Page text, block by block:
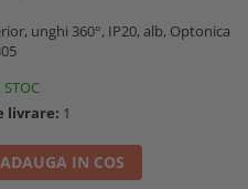
unghi 360°, IP20, alb, Optonica
STOC
livrare: 1
ADAUGA IN COS